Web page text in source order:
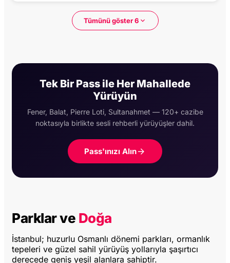
Tümünü göster 6
Tek Bir Pass ile Her Mahallede
Yürüyün
Fener, Balat, Pierre Loti, Sultanahmet — 120+ cazibe
noktasıyla birlikte sesli rehberli yürüyüşler dahil.
Pass'ınızı Alın
Parklar ve Doğa
İstanbul; huzurlu Osmanlı dönemi parkları, ormanlık
tepeleri ve güzel sahil yürüyüş yollarıyla şaşırtıcı
derecede geniş yeşil alanlara sahiptir.